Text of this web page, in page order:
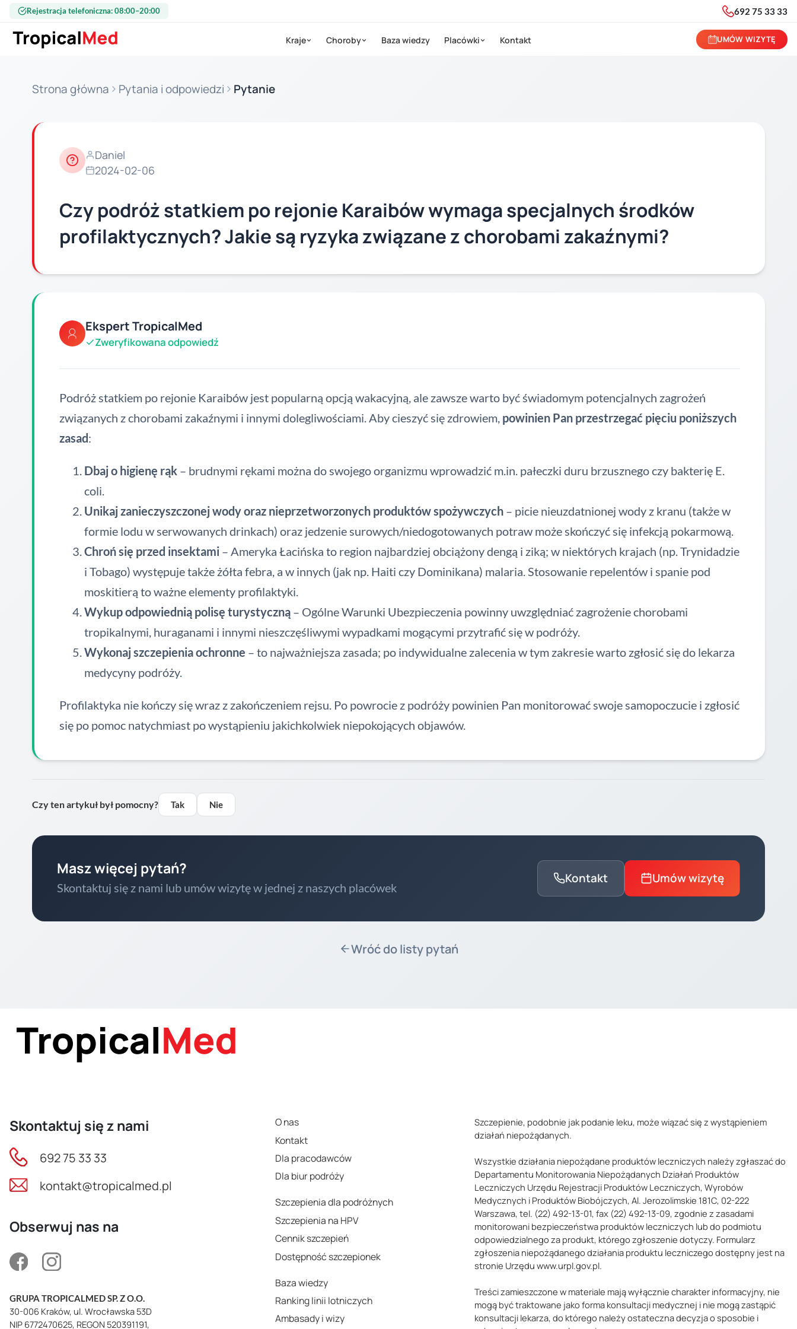
Przejdź do treści
Rejestracja telefoniczna: 08:00–20:00 692 75 33 33
Kraje Choroby Baza wiedzy Placówki Kontakt UMÓW WIZYTĘ
Strona główna Pytania i odpowiedzi Pytanie
Daniel
2024-02-06
Czy podróż statkiem po rejonie Karaibów wymaga specjalnych środków
profilaktycznych? Jakie są ryzyka związane z chorobami zakaźnymi?
Ekspert TropicalMed
Zweryfikowana odpowiedź
Podróż statkiem po rejonie Karaibów jest popularną opcją wakacyjną, ale zawsze warto być świadomym potencjalnych zagrożeń
związanych z chorobami zakaźnymi i innymi dolegliwościami. Aby cieszyć się zdrowiem, powinien Pan przestrzegać pięciu poniższych
zasad:
Dbaj o higienę rąk – brudnymi rękami można do swojego organizmu wprowadzić m.in. pałeczki duru brzusznego czy bakterię E.
coli.
Unikaj zanieczyszczonej wody oraz nieprzetworzonych produktów spożywczych – picie nieuzdatnionej wody z kranu (także w
formie lodu w serwowanych drinkach) oraz jedzenie surowych/niedogotowanych potraw może skończyć się infekcją pokarmową.
Chroń się przed insektami – Ameryka Łacińska to region najbardziej obciążony dengą i ziką; w niektórych krajach (np. Trynidadzie
i Tobago) występuje także żółta febra, a w innych (jak np. Haiti czy Dominikana) malaria. Stosowanie repelentów i spanie pod
moskitierą to ważne elementy profilaktyki.
Wykup odpowiednią polisę turystyczną – Ogólne Warunki Ubezpieczenia powinny uwzględniać zagrożenie chorobami
tropikalnymi, huraganami i innymi nieszczęśliwymi wypadkami mogącymi przytrafić się w podróży.
Wykonaj szczepienia ochronne – to najważniejsza zasada; po indywidualne zalecenia w tym zakresie warto zgłosić się do lekarza
medycyny podróży.
Profilaktyka nie kończy się wraz z zakończeniem rejsu. Po powrocie z podróży powinien Pan monitorować swoje samopoczucie i zgłosić
się po pomoc natychmiast po wystąpieniu jakichkolwiek niepokojących objawów.
Czy ten artykuł był pomocny? Tak Nie
Masz więcej pytań?
Skontaktuj się z nami lub umów wizytę w jednej z naszych placówek
Kontakt Umów wizytę
Wróć do listy pytań
Skontaktuj się z nami
692 75 33 33
kontakt@tropicalmed.pl
Obserwuj nas na
GRUPA TROPICALMED SP. Z O.O.
30-006 Kraków, ul. Wrocławska 53D
NIP 6772470625, REGON 520391191,
O nas
Kontakt
Dla pracodawców
Dla biur podróży
Szczepienia dla podróżnych
Szczepienia na HPV
Cennik szczepień
Dostępność szczepionek
Baza wiedzy
Ranking linii lotniczych
Ambasady i wizy
Szczepienie, podobnie jak podanie leku, może wiązać się z wystąpieniem
działań niepożądanych.
Wszystkie działania niepożądane produktów leczniczych należy zgłaszać do
Departamentu Monitorowania Niepożądanych Działań Produktów
Leczniczych Urzędu Rejestracji Produktów Leczniczych, Wyrobów
Medycznych i Produktów Biobójczych, Al. Jerozolimskie 181C, 02-222
Warszawa, tel. (22) 492-13-01, fax (22) 492-13-09, zgodnie z zasadami
monitorowani bezpieczeństwa produktów leczniczych lub do podmiotu
odpowiedzialnego za produkt, którego zgłoszenie dotyczy. Formularz
zgłoszenia niepożądanego działania produktu leczniczego dostępny jest na
stronie Urzędu www.urpl.gov.pl.
Treści zamieszczone w materiale mają wyłącznie charakter informacyjny, nie
mogą być traktowane jako forma konsultacji medycznej i nie mogą zastąpić
konsultacji lekarza, do którego należy ostateczna decyzja o sposobie i